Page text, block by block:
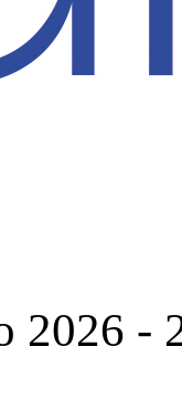
2026 -